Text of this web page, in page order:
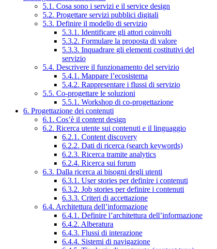
5.1. Cosa sono i servizi e il service design
5.2. Progettare servizi pubblici digitali
5.3. Definire il modello di servizio
5.3.1. Identificare gli attori coinvolti
5.3.2. Formulare la proposta di valore
5.3.3. Inquadrare gli elementi costitutivi del
servizio
5.4. Descrivere il funzionamento del servizio
5.4.1. Mappare l’ecosistema
5.4.2. Rappresentare i flussi di servizio
5.5. Co-progettare le soluzioni
5.5.1. Workshop di co-progettazione
6. Progettazione dei contenuti
6.1. Cos’è il content design
6.2. Ricerca utente sui contenuti e il linguaggio
6.2.1. Content discovery
6.2.2. Dati di ricerca (search keywords)
6.2.3. Ricerca tramite analytics
6.2.4. Ricerca sui forum
6.3. Dalla ricerca ai bisogni degli utenti
6.3.1. User stories per definire i contenuti
6.3.2. Job stories per definire i contenuti
6.3.3. Criteri di accettazione
6.4. Architettura dell’informazione
6.4.1. Definire l’architettura dell’informazione
6.4.2. Alberatura
6.4.3. Flussi di interazione
6.4.4. Sistemi di navigazione